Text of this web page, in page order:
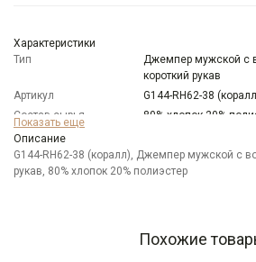
Характеристики
Тип
Джемпер мужской с
короткий рукав
Артикул
G144-RH62-38
Состав сырья
80% хлопок 20%
Бренд
Модель
Полуприлегающая
Цвет
Оранжевый
Показать еще
Описание
G144-RH62-38 (коралл), Джемпер мужской с
рукав, 80% хлопок 20% полиэстер
Похожие